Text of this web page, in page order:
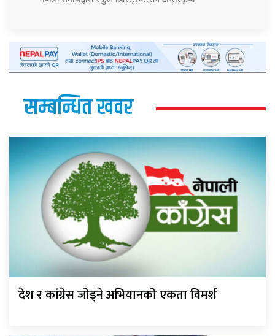
सम्बन्धित खवर
देश र कांग्रेस जोड्ने अभियानको एकता विमर्श